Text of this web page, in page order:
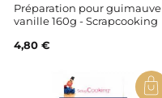
Préparation pour guimauve
vanille 160g - Scrapcooking
4,80 €